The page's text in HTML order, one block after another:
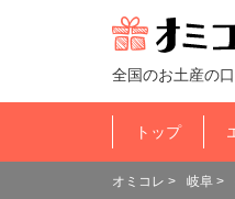
全国のお土産の口
トップ
オミコレ > 岐阜 >